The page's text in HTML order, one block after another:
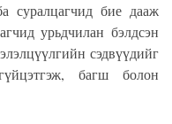
суралцагчид бие дааж
урьдчилан бэлдсэн
сэдвүүдийг
багш болон